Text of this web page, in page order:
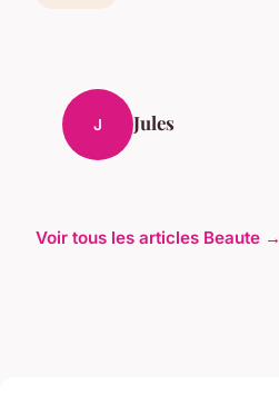
J Jules
Voir tous les articles Beaute →